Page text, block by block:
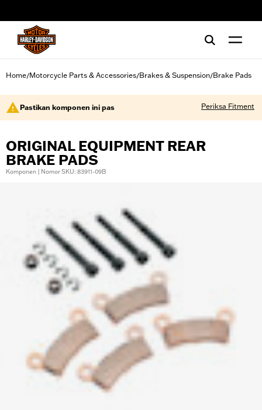
Home/Motorcycle Parts & Accessories/Brakes & Suspension/Brake Pads
Pastikan komponen ini pas Periksa Fitment
ORIGINAL EQUIPMENT REAR
BRAKE PADS
Komponen | Nomor SKU: 83911-09B